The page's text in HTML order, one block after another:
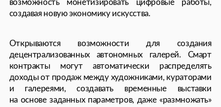
Мы влюблены в людей, бренды и проекты,
которые не стоят на месте и каждый день
ОБСУДИТЬ ИНТЕГРАЦИЮ, УЗНАТЬ
СВЯЗАТЬСЯ С НАМИ